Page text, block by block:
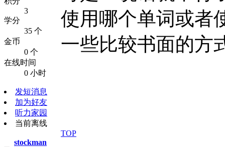
3
学分
35 个
金币
0 个
在线时间
0 小时
发短消息
加为好友
听力家园
当前离线
使用哪个单词或者
一些比较书面的方
TOP
stockman